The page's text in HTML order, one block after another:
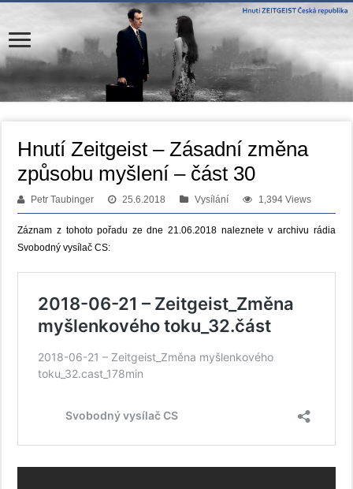
Hnutí Zeitgeist – Zásadní změna
způsobu myšlení – část 30
Petr Taubinger 25.6.2018 Vysílání 1,394 Views
Záznam z tohoto pořadu ze dne 21.06.2018 naleznete v archivu rádia
Svobodný vysílač CS: